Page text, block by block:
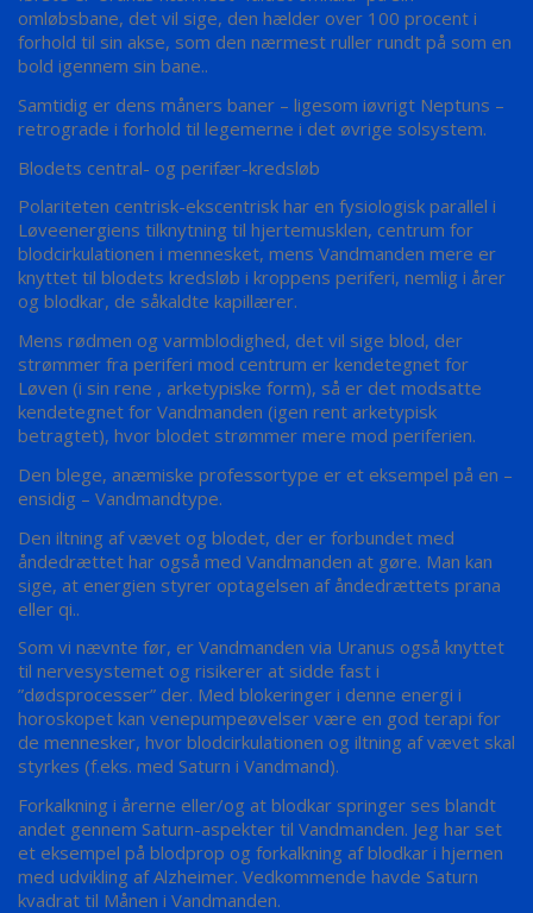
omløbsbane, det vil sige, den hælder over 100 procent i
forhold til sin akse, som den nærmest ruller rundt på som en
bold igennem sin bane..
Samtidig er dens måners baner – ligesom iøvrigt Neptuns –
retrograde i forhold til legemerne i det øvrige solsystem.
Blodets central- og perifær-kredsløb
Polariteten centrisk-ekscentrisk har en fysiologisk parallel i
Løveenergiens tilknytning til hjertemusklen, centrum for
blodcirkulationen i mennesket, mens Vandmanden mere er
knyttet til blodets kredsløb i kroppens periferi, nemlig i årer
og blodkar, de såkaldte kapillærer.
Mens rødmen og varmblodighed, det vil sige blod, der
strømmer fra periferi mod centrum er kendetegnet for
Løven (i sin rene , arketypiske form), så er det modsatte
kendetegnet for Vandmanden (igen rent arketypisk
betragtet), hvor blodet strømmer mere mod periferien.
Den blege, anæmiske professortype er et eksempel på en –
ensidig – Vandmandtype.
Den iltning af vævet og blodet, der er forbundet med
åndedrættet har også med Vandmanden at gøre. Man kan
sige, at energien styrer optagelsen af åndedrættets prana
eller qi..
Som vi nævnte før, er Vandmanden via Uranus også knyttet
til nervesystemet og risikerer at sidde fast i
”dødsprocesser” der. Med blokeringer i denne energi i
horoskopet kan venepumpeøvelser være en god terapi for
de mennesker, hvor blodcirkulationen og iltning af vævet skal
styrkes (f.eks. med Saturn i Vandmand).
Forkalkning i årerne eller/og at blodkar springer ses blandt
andet gennem Saturn-aspekter til Vandmanden. Jeg har set
et eksempel på blodprop og forkalkning af blodkar i hjernen
med udvikling af Alzheimer. Vedkommende havde Saturn
kvadrat til Månen i Vandmanden.